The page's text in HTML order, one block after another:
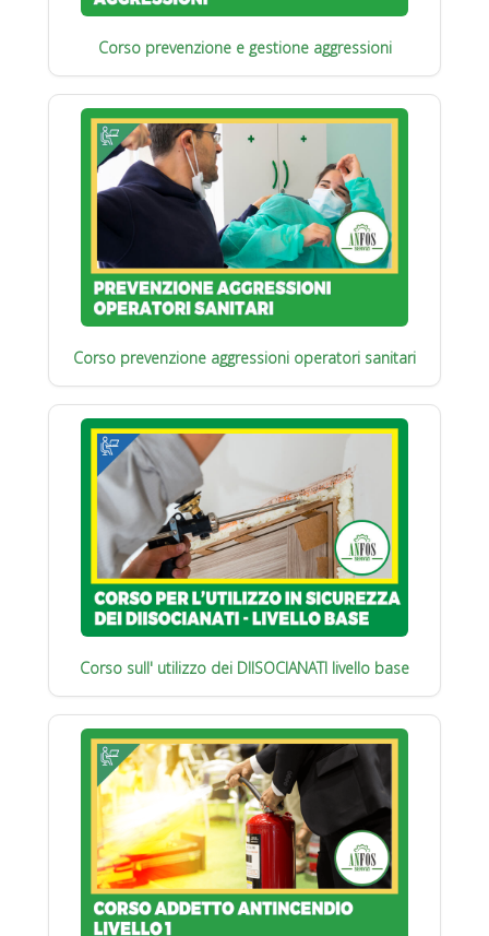
Corso prevenzione e gestione aggressioni
Corso prevenzione aggressioni operatori sanitari
Corso sull' utilizzo dei DIISOCIANATI livello base